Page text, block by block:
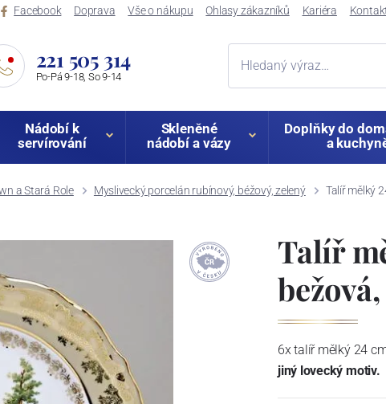
Facebook Doprava Vše o nákupu Ohlasy zákazníků Kariéra
221 505 314
Po-Pá 9-18, So 9-14
Nádobí k
servírování
Skleněné
nádobí a vázy
Doplňky do
a
a Stará Role Myslivecký porcelán rubínový, béžový, zelený Talíř mělký
Talíř
6x talíř mělký 24
jiný lovecký motiv.